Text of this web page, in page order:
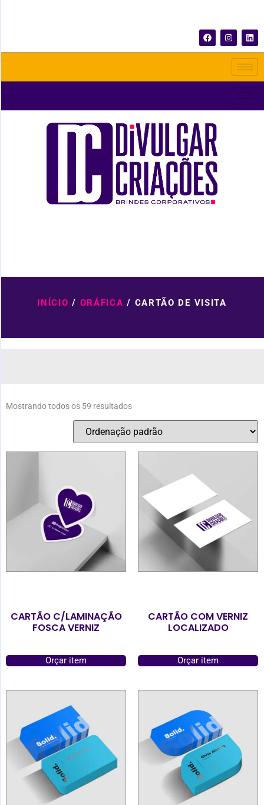
INÍCIO / GRÁFICA / CARTÃO DE VISITA
Mostrando todos os 59 resultados
CARTÃO C/LAMINAÇÃO
FOSCA VERNIZ
Orçar item
CARTÃO COM VERNIZ
LOCALIZADO
Orçar item